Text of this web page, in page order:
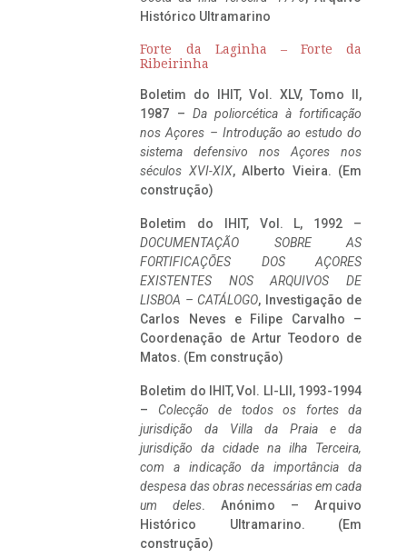
Histórico Ultramarino
Forte da Laginha – Forte da
Ribeirinha
Boletim do IHIT, Vol. XLV, Tomo II,
1987 – Da poliorcética à fortificação
nos Açores – Introdução ao estudo do
sistema defensivo nos Açores nos
séculos XVI-XIX, Alberto Vieira. (Em
construção)
Boletim do IHIT, Vol. L, 1992 –
DOCUMENTAÇÃO SOBRE AS
FORTIFICAÇÕES DOS AÇORES
EXISTENTES NOS ARQUIVOS DE
LISBOA – CATÁLOGO, Investigação de
Carlos Neves e Filipe Carvalho –
Coordenação de Artur Teodoro de
Matos. (Em construção)
Boletim do IHIT, Vol. LI-LII, 1993-1994
– Colecção de todos os fortes da
jurisdição da Villa da Praia e da
jurisdição da cidade na ilha Terceira,
com a indicação da importância da
despesa das obras necessárias em cada
um deles. Anónimo – Arquivo
Histórico Ultramarino. (Em
construção)